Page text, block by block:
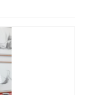
에서 산업 디자인